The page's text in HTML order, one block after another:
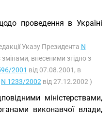
проведення в Україні
Указу Президента N
змінами, внесеними згідно з
2001 від 07.08.2001, в
N 1233/2002 від 27.12.2002 )
міністерствами,
виконавчої влади,